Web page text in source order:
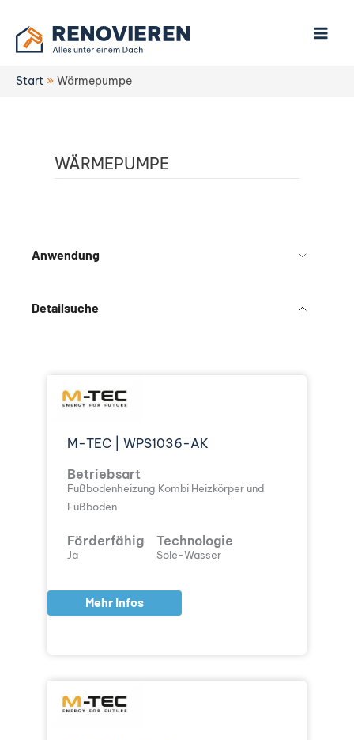
Inhalt
springen
Start Wärmepumpe
WÄRMEPUMPE
Anwendung
Detailsuche
M-TEC | WPS1036-AK
Betriebsart
Fußbodenheizung Kombi Heizkörper und
Fußboden
Förderfähig
Ja
Technologie
Sole-Wasser
Mehr Infos